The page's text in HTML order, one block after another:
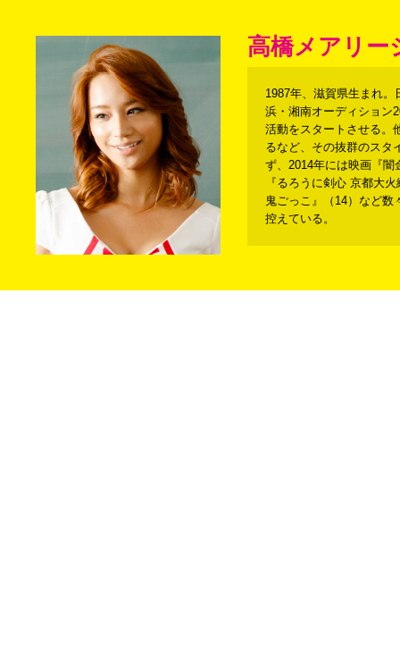
高橋メアリー
1987年、滋賀県生まれ
浜・湘南オーディション
活動をスタートさせる。
るなど、その抜群のスタ
ず、2014年には映画『
『るろうに剣心 京都大
鬼ごっこ』（14）など
控えている。